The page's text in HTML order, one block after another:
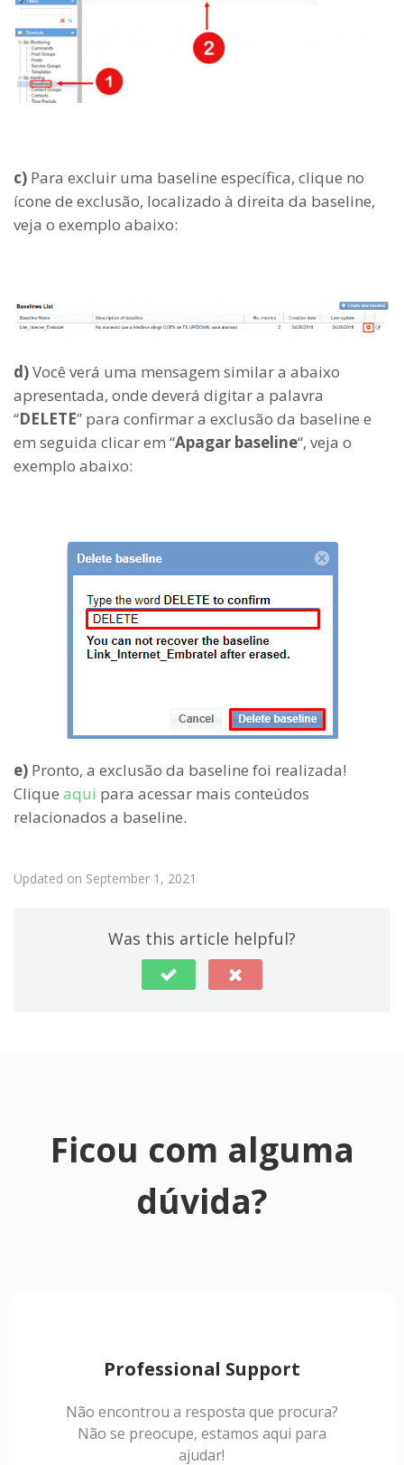
c) Para excluir uma baseline específica, clique no
ícone de exclusão, localizado à direita da baseline,
veja o exemplo abaixo:
d)Você verá uma mensagem similar a abaixo
apresentada, onde deverá digitar a palavra
“DELETE” para confirmar a exclusão da baseline e
em seguida clicar em “Apagar baseline“, veja o
exemplo abaixo:
e) Pronto, a exclusão da baseline foi realizada!
Clique aqui para acessar mais conteúdos
relacionados a baseline.
Updated on September 1, 2021
Was this article helpful?
Ficou com alguma
dúvida?
Professional Support
Não encontrou a resposta que procura?
Não se preocupe, estamos aqui para
ajudar!